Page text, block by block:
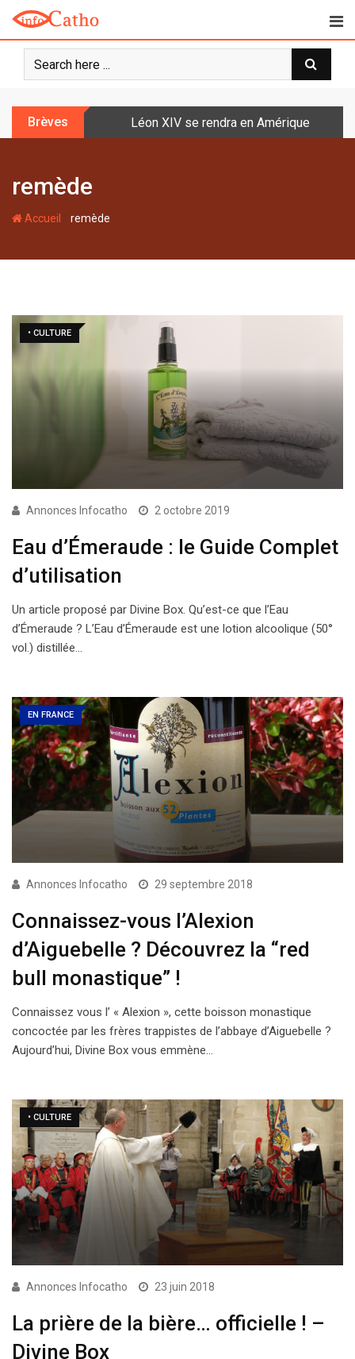
o
Brèves Léon XIV se rendra en Amérique latine à
remède
Accueil -remède
• CULTURE
Annonces Infocatho 2 octobre 2019
Eau d’Émeraude : le Guide Complet
d’utilisation
Un article proposé par Divine Box. Qu’est-ce que l’Eau
d’Émeraude ? L’Eau d’Émeraude est une lotion alcoolique (50°
vol.) distillée…
EN FRANCE
Annonces Infocatho 29 septembre 2018
Connaissez-vous l’Alexion
d’Aiguebelle ? Découvrez la “red
bull monastique” !
Connaissez vous l’ « Alexion », cette boisson monastique
concoctée par les frères trappistes de l’abbaye d’Aiguebelle ?
Aujourd’hui, Divine Box vous emmène…
• CULTURE
Annonces Infocatho 23 juin 2018
La prière de la bière… officielle ! –
Divine Box